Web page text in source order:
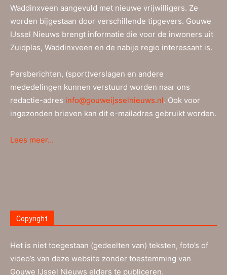
Waddinxveen aangevuld met nieuwe vrijwilligers. Ze
worden bijgestaan door verschillende tipgevers. Gouwe
IJssel Nieuws brengt informatie die voor de inwoners uit
Zuidplas, Waddinxveen en de nabije regio interessant is.
Persberichten, (sport)verslagen en andere
mededelingen kunnen verstuurd worden naar ons
redactie-adres info@gouweijsselnieuws.nl. Ook voor
ingezonden brieven kan dit e-mailadres gebruikt worden.
Lees meer…
Copyright
Het is niet toegestaan (gedeelten van) teksten, foto’s of
video’s van deze website zonder toestemming van
Gouwe IJssel Nieuws elders te publiceren.